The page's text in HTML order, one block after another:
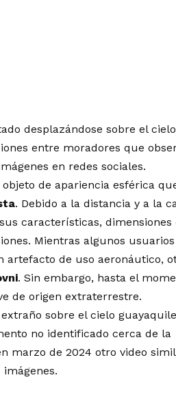
desplazándose sobre el
entre moradores que
en redes sociales.
de apariencia esférica
. Debido a la distancia y a la
características, dimensiones
Mientras algunos
artefacto de uso aeronáutico,
. Sin embargo, hasta el
de origen extraterrestre.
sobre el cielo
no identificado cerca de la
marzo de 2024 otro video